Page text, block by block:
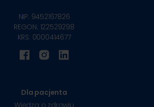
NIP: 9452167826
REGON: 122529298
KRS: 0000414677
Dla pacjenta